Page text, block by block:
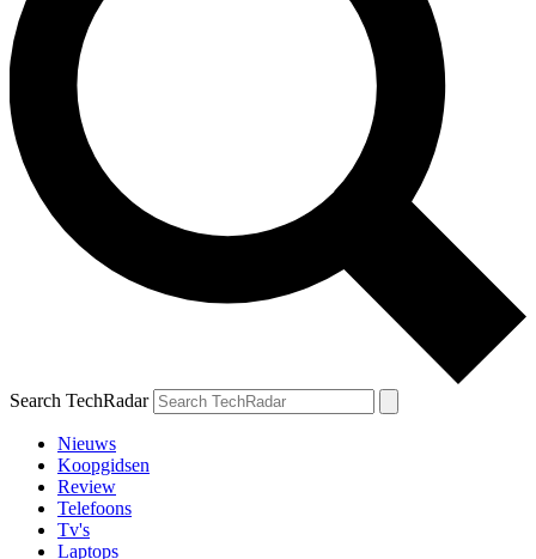
Search TechRadar
Nieuws
Koopgidsen
Review
Telefoons
Tv's
Laptops